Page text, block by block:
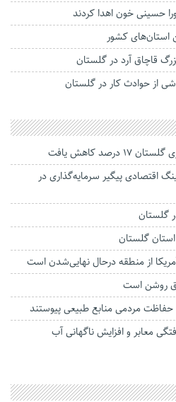
استان‌های کشور
قاچاق آرد در گلستان
کاهش یافت
بابک زنجانی با ۱۱ هلدینگ اقتصادی پیگیر سرمایه‌گذاری در
گلستان
از منطقه درحال نهایی‌شدن است
روشن است
معابر و افزایش ناگهانی آب